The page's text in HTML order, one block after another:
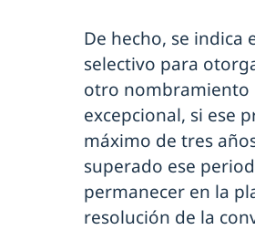
De hecho, se indica
selectivo para
otro nombramiento
excepcional, si ese
máximo de tres
superado ese
permanecer en la
resolución de la